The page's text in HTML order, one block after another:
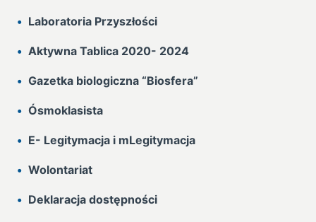
Laboratoria Przyszłości
Aktywna Tablica 2020- 2024
Gazetka biologiczna “Biosfera”
Ósmoklasista
E- Legitymacja i mLegitymacja
Wolontariat
Deklaracja dostępności